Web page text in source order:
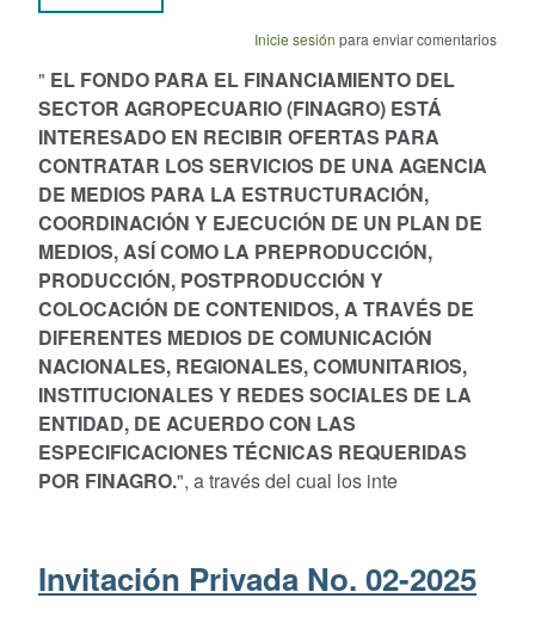
Inicie sesión para enviar comentarios
" EL FONDO PARA EL FINANCIAMIENTO DEL
SECTOR AGROPECUARIO (FINAGRO) ESTÁ
INTERESADO EN RECIBIR OFERTAS PARA
CONTRATAR LOS SERVICIOS DE UNA AGENCIA
DE MEDIOS PARA LA ESTRUCTURACIÓN,
COORDINACIÓN Y EJECUCIÓN DE UN PLAN DE
MEDIOS, ASÍ COMO LA PREPRODUCCIÓN,
PRODUCCIÓN, POSTPRODUCCIÓN Y
COLOCACIÓN DE CONTENIDOS, A TRAVÉS DE
DIFERENTES MEDIOS DE COMUNICACIÓN
NACIONALES, REGIONALES, COMUNITARIOS,
INSTITUCIONALES Y REDES SOCIALES DE LA
ENTIDAD, DE ACUERDO CON LAS
ESPECIFICACIONES TÉCNICAS REQUERIDAS
POR FINAGRO.", a través del cual los inte
Invitación Privada No. 02-2025